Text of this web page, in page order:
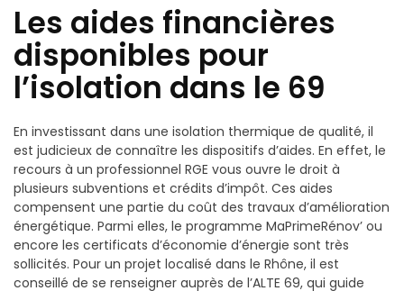
Les aides financières
disponibles pour
l’isolation dans le 69
En investissant dans une isolation thermique de qualité, il
est judicieux de connaître les dispositifs d’aides. En effet, le
recours à un professionnel RGE vous ouvre le droit à
plusieurs subventions et crédits d’impôt. Ces aides
compensent une partie du coût des travaux d’amélioration
énergétique. Parmi elles, le programme MaPrimeRénov’ ou
encore les certificats d’économie d’énergie sont très
sollicités. Pour un projet localisé dans le Rhône, il est
conseillé de se renseigner auprès de l’ALTE 69, qui guide